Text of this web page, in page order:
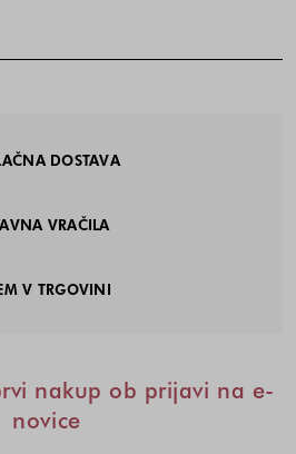
hitre povezave,
DOSTAVA
VRAČILA
V TRGOVINI
nakup ob prijavi na e-
novice